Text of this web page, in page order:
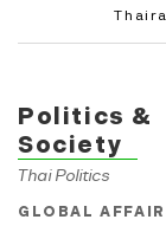
Politics &
Society
Thai Politics
GLOBAL